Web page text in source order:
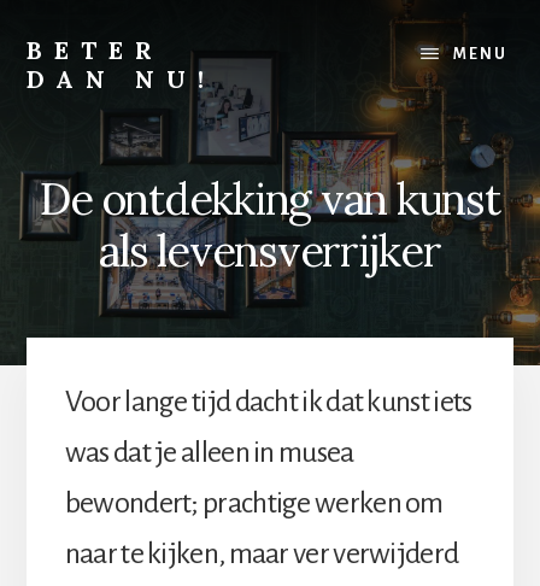
content
footer
BETER
DAN NU!
Lichamelijk,
financieel,
alles
MENU
De ontdekking van kunst
als levensverrijker
Voor lange tijd dacht ik dat kunst iets
was dat je alleen in musea
bewondert; prachtige werken om
naar te kijken, maar ver verwijderd